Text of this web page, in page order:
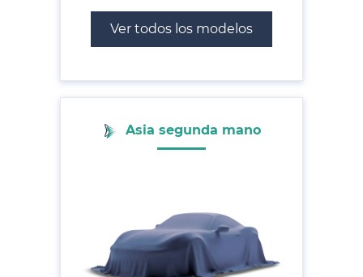
Ver todos los modelos
Asia segunda mano